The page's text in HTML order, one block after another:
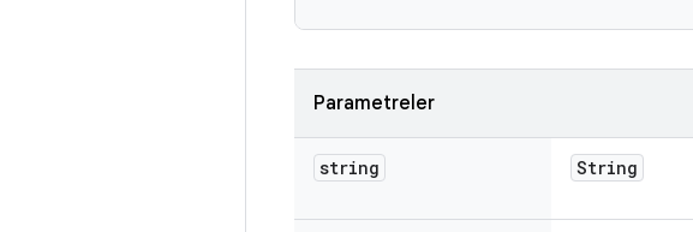
Parametreler
string String